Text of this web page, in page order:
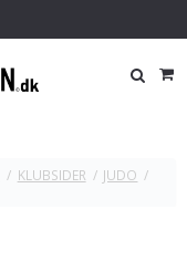
/ KLUBSIDER / JUDO /